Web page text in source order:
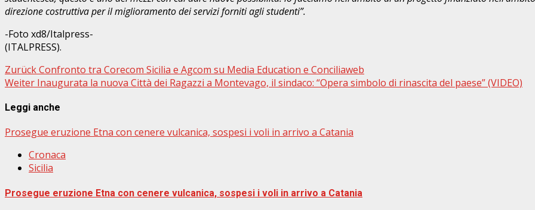
direzione costruttiva per il miglioramento dei servizi forniti agli studenti”.
-Foto xd8/Italpress-
(ITALPRESS).
Beitragsnavigation
ZurückConfronto tra Corecom Sicilia e Agcom su Media Education e Conciliaweb
Weiter Inaugurata la nuova Città dei Ragazzi a Montevago, il sindaco: “Opera simbolo di rinascita del paese” (VIDEO)
Leggi anche
Prosegue eruzione Etna con cenere vulcanica, sospesi i voli in arrivo a Catania
Cronaca
Sicilia
Prosegue eruzione Etna con cenere vulcanica, sospesi i voli in arrivo a Catania